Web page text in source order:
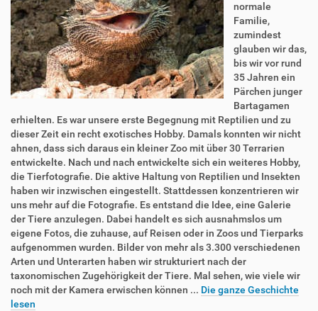
normale
Familie,
zumindest
glauben wir das,
bis wir vor rund
35 Jahren ein
Pärchen junger
Bartagamen
erhielten. Es war unsere erste Begegnung mit Reptilien und zu
dieser Zeit ein recht exotisches Hobby. Damals konnten wir nicht
ahnen, dass sich daraus ein kleiner Zoo mit über 30 Terrarien
entwickelte. Nach und nach entwickelte sich ein weiteres Hobby,
die Tierfotografie. Die aktive Haltung von Reptilien und Insekten
haben wir inzwischen eingestellt. Stattdessen konzentrieren wir
uns mehr auf die Fotografie. Es entstand die Idee, eine Galerie
der Tiere anzulegen. Dabei handelt es sich ausnahmslos um
eigene Fotos, die zuhause, auf Reisen oder in Zoos und Tierparks
aufgenommen wurden. Bilder von mehr als 3.300 verschiedenen
Arten und Unterarten haben wir strukturiert nach der
taxonomischen Zugehörigkeit der Tiere. Mal sehen, wie viele wir
noch mit der Kamera erwischen können ... Die ganze Geschichte
lesen